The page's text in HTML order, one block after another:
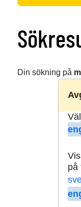
Din sökning på
på